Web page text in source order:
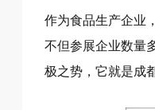
作为食品生产企业
不但参展企业数量
极之势，它就是成